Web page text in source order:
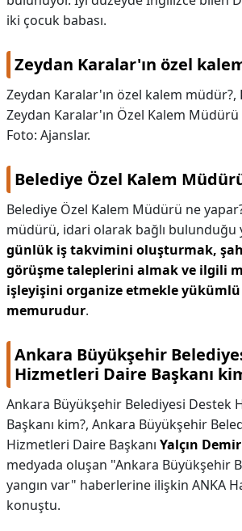
iki çocuk babası.
Zeydan Karalar'ın özel
Zeydan Karalar'ın özel kalem müdür?,
Zeydan Karalar'ın Özel Kalem Müdürü
Foto: Ajanslar.
Belediye Özel Kalem
Belediye Özel Kalem Müdürü ne
müdürü, idari olarak bağlı bulunduğu
günlük iş takvimini oluşturmak,
görüşme taleplerini almak ve ilgili
işleyişini organize etmekle
memurudur.
Ankara Büyükşehir
Hizmetleri Daire Başkanı
Ankara Büyükşehir Belediyesi Destek
Başkanı kim?, Ankara Büyükşehir
Hizmetleri Daire Başkanı Yalçın
medyada oluşan "Ankara Büyükşehir
yangın var" haberlerine ilişkin ANKA
konuştu.